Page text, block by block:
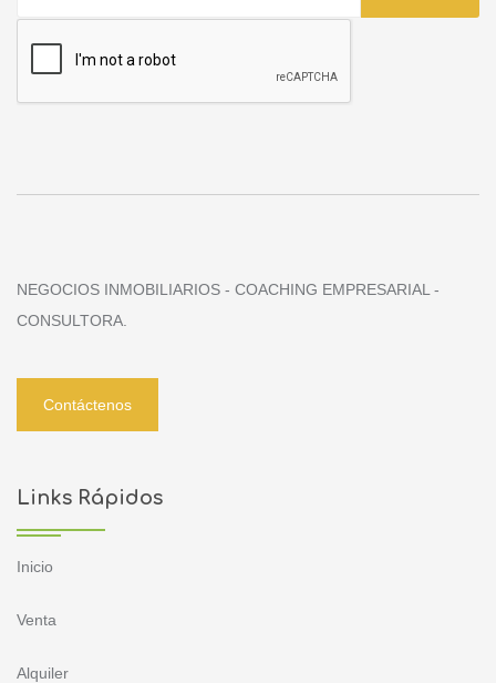
NEGOCIOS INMOBILIARIOS - COACHING EMPRESARIAL -
CONSULTORA.
Contáctenos
Links Rápidos
Inicio
Venta
Alquiler